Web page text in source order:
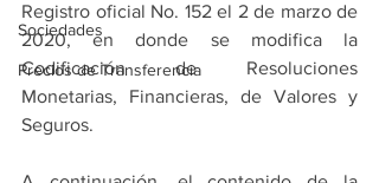
Sociedades
Precios de Transferencia
Registro oficial No. 152 el 2 de marzo de
2020, en donde se modifica la
Codificación de Resoluciones
Monetarias, Financieras, de Valores y
Seguros.